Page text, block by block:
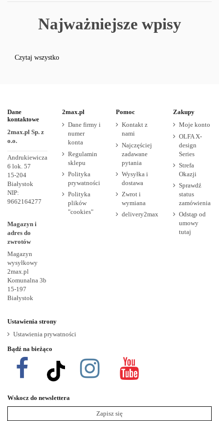
Najważniejsze wpisy
Czytaj wszystko
Dane
kontaktowe
2max.pl Sp. z
o.o.
Andrukiewicza
6 lok. 57
15-204
Białystok
NIP:
9662164277
Magazyn i
adres do
zwrotów
Magazyn
wysyłkowy
2max.pl
Komunalna 3b
15-197
Białystok
2max.pl
Dane firmy i
numer
konta
Regulamin
sklepu
Polityka
prywatności
Polityka
plików
"cookies"
Pomoc
Kontakt z
nami
Najczęściej
zadawane
pytania
Wysyłka i
dostawa
Zwrot i
wymiana
delivery2max
Zakupy
Moje konto
OLFA X-
design
Series
Strefa
Okazji
Sprawdź
status
zamówienia
Odstąp od
umowy
tutaj
Ustawienia strony
Ustawienia prywatności
Bądź na bieżąco
Wskocz do newslettera
Zapisz się